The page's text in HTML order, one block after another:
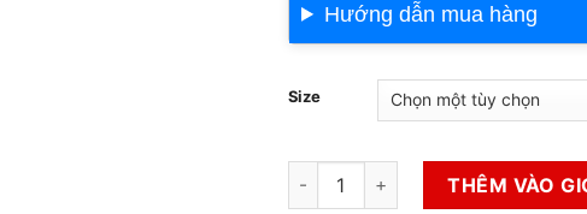
Hướng dẫn mua hàng
Size
Giày Thể Thao 2hand Hiệu
THÊM VÀO